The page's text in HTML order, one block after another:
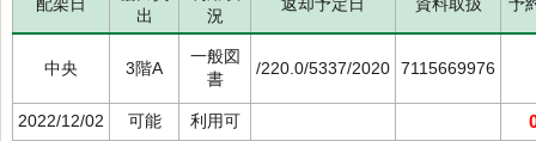
出
況
中央 3階A
一般図
書
/220.0/5337/2020 7115669976
2022/12/02 可能 利用可